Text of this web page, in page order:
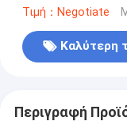
Τιμή：Negotiate
Καλύτερη
Περιγραφή